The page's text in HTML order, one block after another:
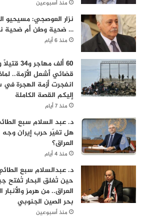
منذ أسبوعين
نزار العوصجي: مسيحيو
… ضحية وطن أم ضحية
منذ 6 أيام
60 ألف مهاجر
قضائي أشعل الأزمة..
انفجرت أزمة الهجرة
إليكم القصة الكاملة
منذ 7 أيام
د. عبد السلام سبع
هل تغيّر حرب إيران وجه
العراق؟
منذ 4 أيام
د. عبدالسلام سبع
حين تُغلق البحار تُفتح
العراق.. من هرمز والأنبار
بحر الصين الجنوبي
منذ أسبوعين